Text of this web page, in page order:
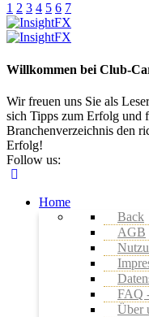
1 2 3 4 5 6 7
Willkommen bei Club-
Wir freuen uns Sie als
sich Tipps zum Erfolg und
Branchenverzeichnis den
Erfolg!
Follow us:
Home
Back
AGB
FAQ
Über